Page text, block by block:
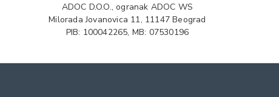
ADOC D.O.O., ogranak ADOC WS
Milorada Jovanovica 11, 11147 Beograd
PIB: 100042265, MB: 07530196